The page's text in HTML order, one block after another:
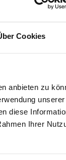
Cookies
anbieten zu
unserer
diese
Ihrer
an der
die „geistige